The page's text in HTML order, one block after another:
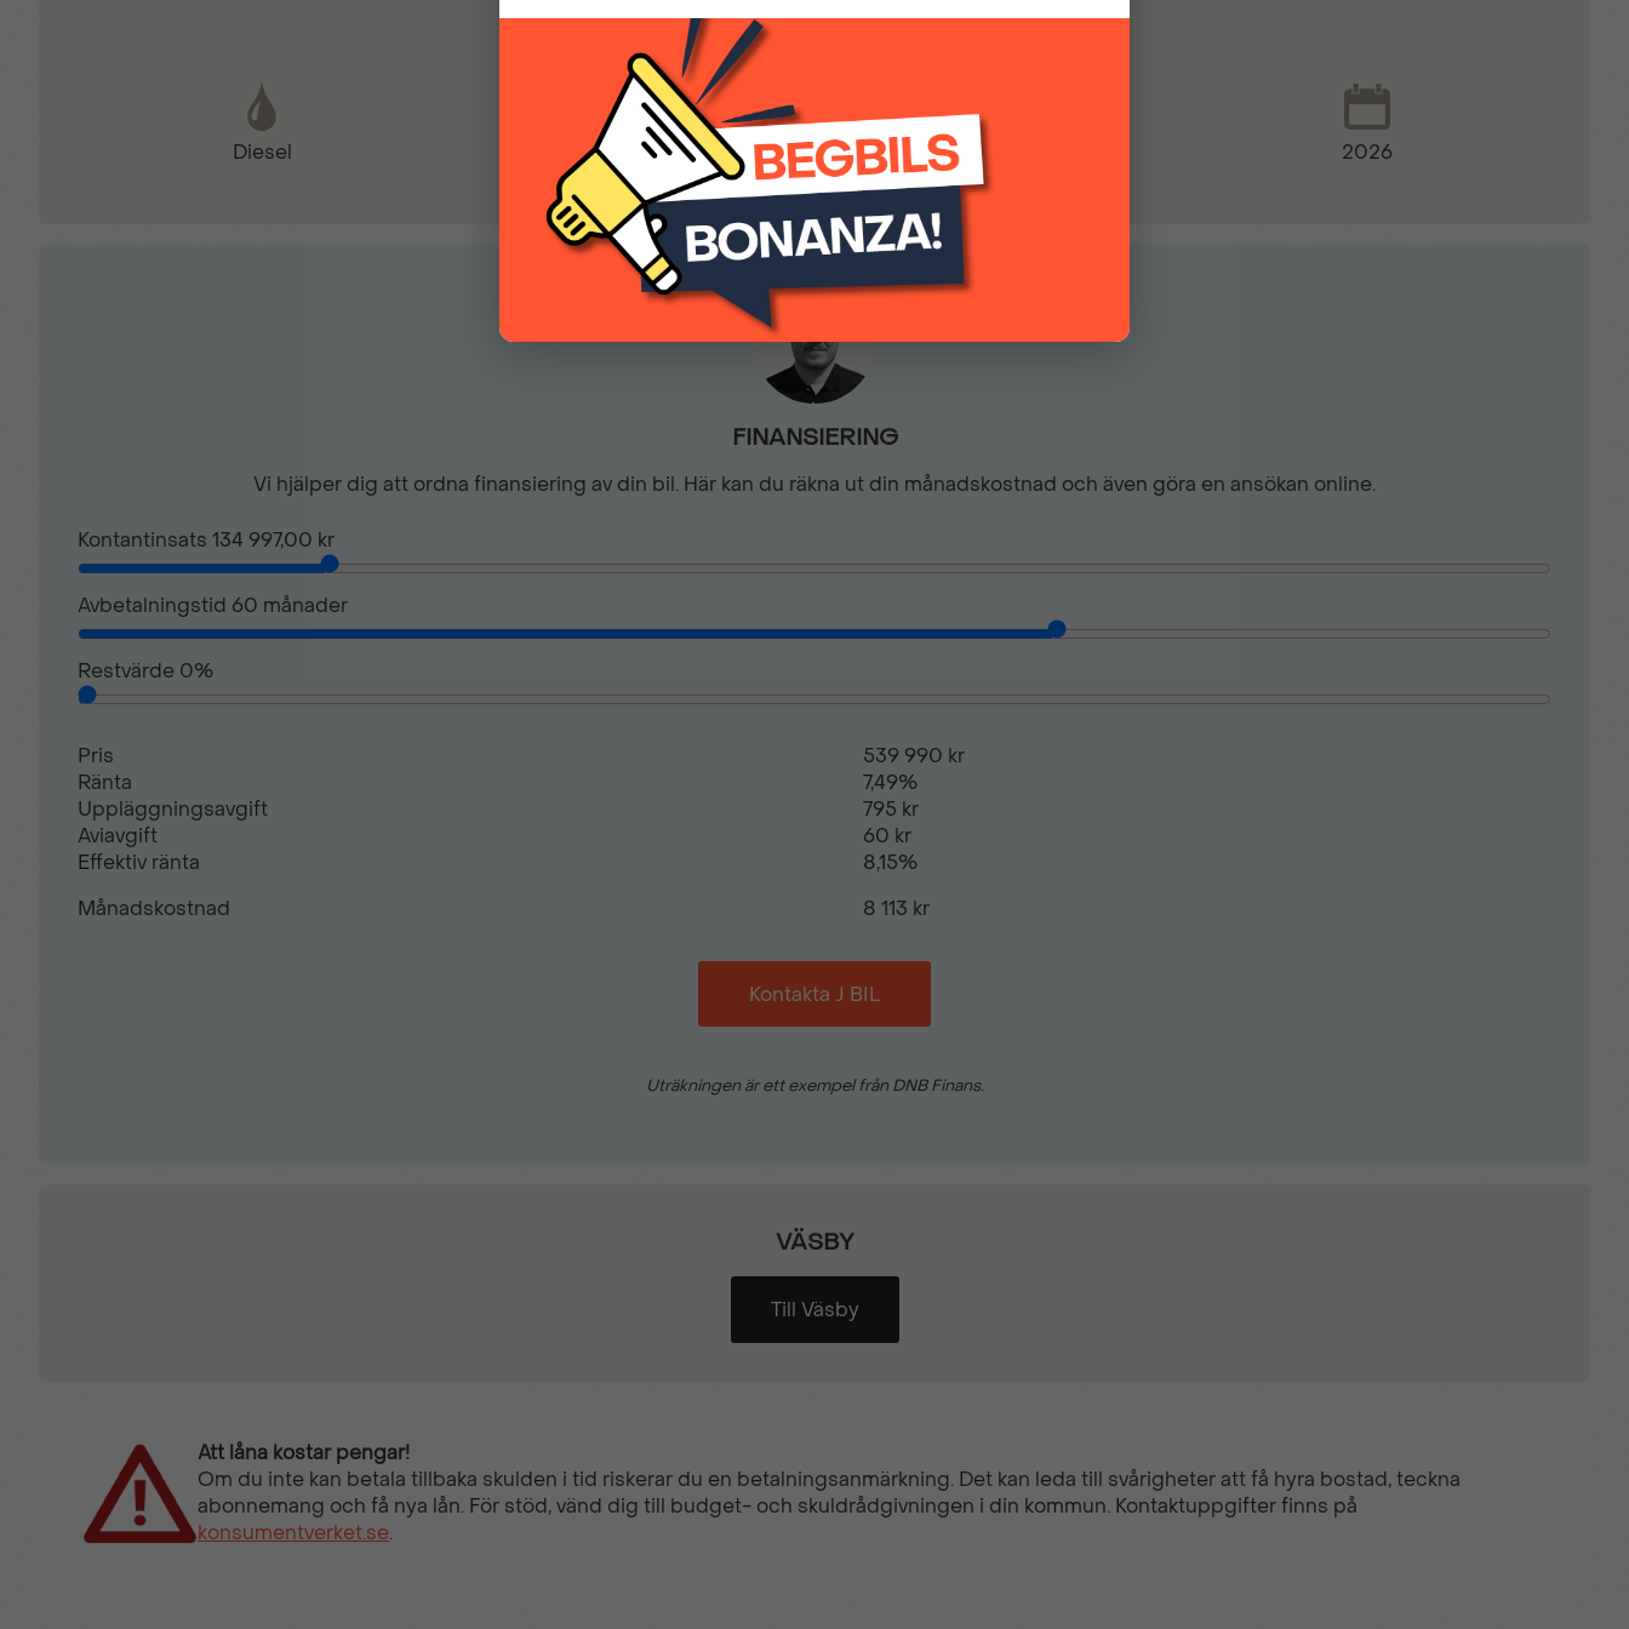
Uppvärmbara stolar fram Svart Alcantaraklädsel
Trötthetsvarning
(inkl.moms)
Diesel Automatisk 2026
FINANSIERING
Vi hjälper dig att ordna finansiering av din bil. Här kan du räkna ut din månadskostnad och även göra en ansökan online.
Kontantinsats 134 997,00 kr
Avbetalningstid 60 månader
Restvärde 0%
Pris
539 990 kr
Ränta
7,49%
Uppläggningsavgift
795 kr
Aviavgift
60 kr
Effektiv ränta
8,15%
Månadskostnad
8 113 kr
Kontakta J BIL
Uträkningen är ett exempel från DNB Finans.
VÄSBY
Till Väsby
Att låna kostar pengar!
Om du inte kan betala tillbaka skulden i tid riskerar du en betalningsanmärkning. Det kan leda till svårigheter att få hyra bostad, teckna
abonnemang och få nya lån. För stöd, vänd dig till budget- och skuldrådgivningen i din kommun. Kontaktuppgifter finns på
konsumentverket.se.